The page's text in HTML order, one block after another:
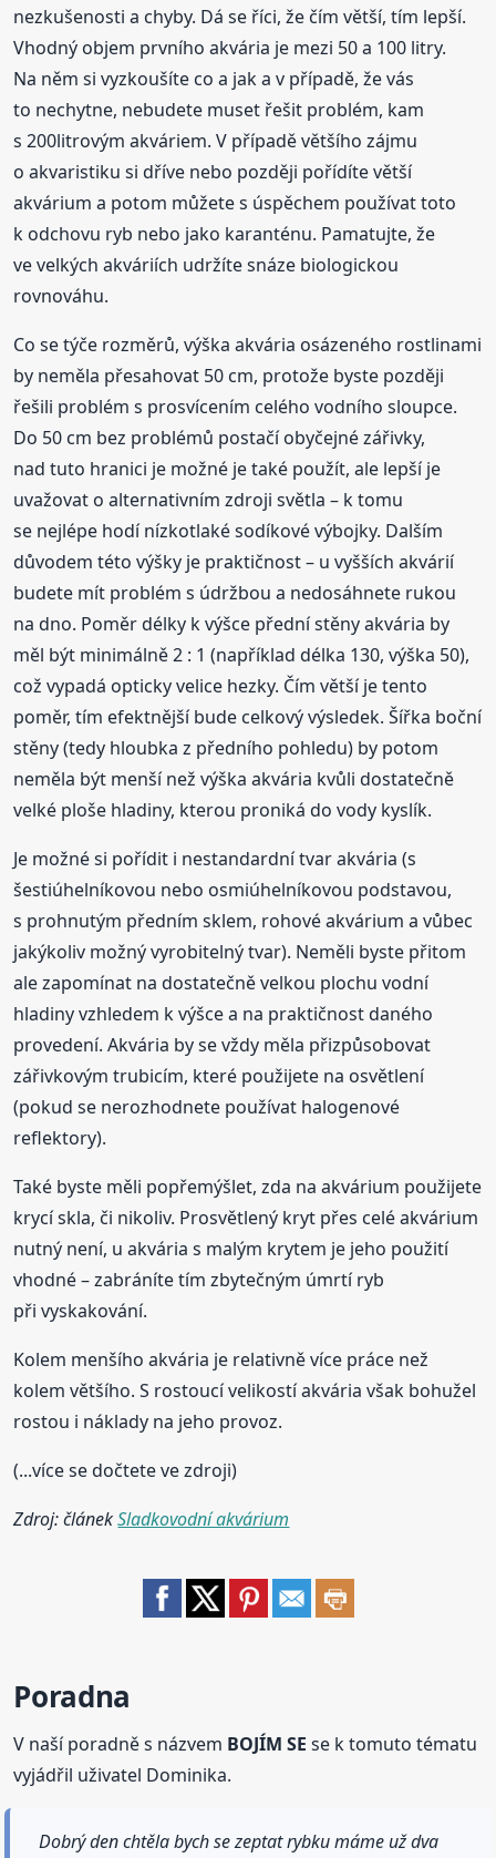
nezkušenosti a chyby. Dá se říci, že čím větší, tím lepší.
Vhodný objem prvního akvária je mezi 50 a 100 litry.
Na něm si vyzkoušíte co a jak a v případě, že vás
to nechytne, nebudete muset řešit problém, kam
s 200litrovým akváriem. V případě většího zájmu
o akvaristiku si dříve nebo později pořídíte větší
akvárium a potom můžete s úspěchem používat toto
k odchovu ryb nebo jako karanténu. Pamatujte, že
ve velkých akváriích udržíte snáze biologickou
rovnováhu.
Co se týče rozměrů, výška akvária osázeného rostlinami
by neměla přesahovat 50 cm, protože byste později
řešili problém s prosvícením celého vodního sloupce.
Do 50 cm bez problémů postačí obyčejné zářivky,
nad tuto hranici je možné je také použít, ale lepší je
uvažovat o alternativním zdroji světla – k tomu
se nejlépe hodí nízkotlaké sodíkové výbojky. Dalším
důvodem této výšky je praktičnost – u vyšších akvárií
budete mít problém s údržbou a nedosáhnete rukou
na dno. Poměr délky k výšce přední stěny akvária by
měl být minimálně 2 : 1 (například délka 130, výška 50),
což vypadá opticky velice hezky. Čím větší je tento
poměr, tím efektnější bude celkový výsledek. Šířka boční
stěny (tedy hloubka z předního pohledu) by potom
neměla být menší než výška akvária kvůli dostatečně
velké ploše hladiny, kterou proniká do vody kyslík.
Je možné si pořídit i nestandardní tvar akvária (s
šestiúhelníkovou nebo osmiúhelníkovou podstavou,
s prohnutým předním sklem, rohové akvárium a vůbec
jakýkoliv možný vyrobitelný tvar). Neměli byste přitom
ale zapomínat na dostatečně velkou plochu vodní
hladiny vzhledem k výšce a na praktičnost daného
provedení. Akvária by se vždy měla přizpůsobovat
zářivkovým trubicím, které použijete na osvětlení
(pokud se nerozhodnete používat halogenové
reflektory).
Také byste měli popřemýšlet, zda na akvárium použijete
krycí skla, či nikoliv. Prosvětlený kryt přes celé akvárium
nutný není, u akvária s malým krytem je jeho použití
vhodné – zabráníte tím zbytečným úmrtí ryb
při vyskakování.
Kolem menšího akvária je relativně více práce než
kolem většího. S rostoucí velikostí akvária však bohužel
rostou i náklady na jeho provoz.
(...více se dočtete ve zdroji)
Zdroj: článekSladkovodní akvárium
Poradna
V naší poradně s názvem BOJÍM SE se k tomuto tématu
vyjádřil uživatel Dominika.
Dobrý den chtěla bych se zeptat rybku máme už dva